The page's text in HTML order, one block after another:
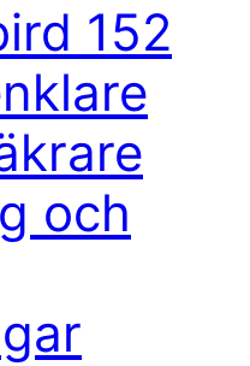
152
och